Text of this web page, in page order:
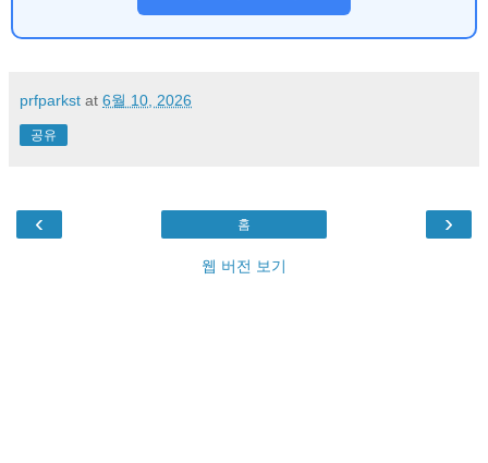
prfparkst at 6월 10, 2026
공유
‹ ›
홈
웹 버전 보기